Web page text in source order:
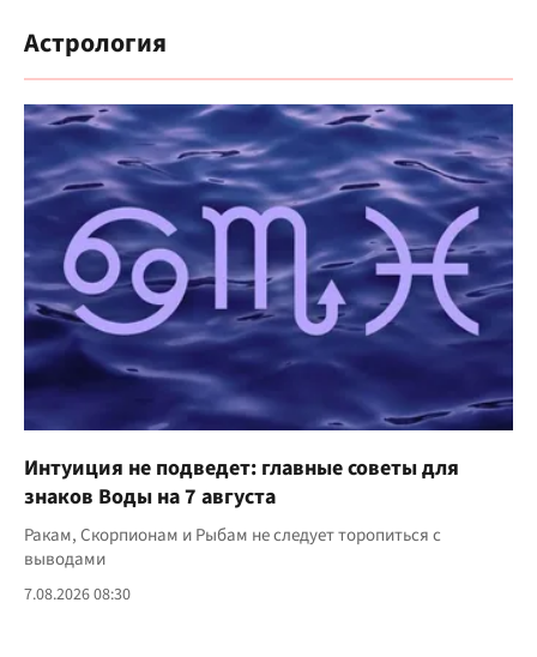
Астрология
Интуиция не подведет: главные советы для
знаков Воды на 7 августа
Ракам, Скорпионам и Рыбам не следует торопиться с
выводами
7.08.2026 08:30